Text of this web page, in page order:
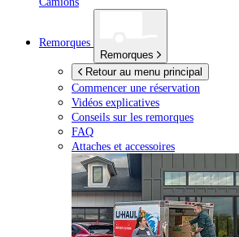
Remorques
Remorques
Retour au menu principal
Commencer une réservation
Vidéos explicatives
Conseils sur les remorques
FAQ
Attaches et accessoires